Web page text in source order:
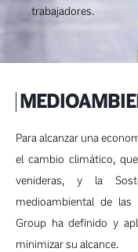
trabajadores.
Para alcanzar una
el cambio climático,
venideras, y la
medioambiental de las
Group ha definido y
minimizar su alcance.